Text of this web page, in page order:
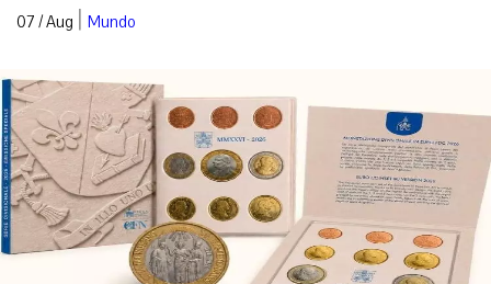
07 / Aug | Mundo